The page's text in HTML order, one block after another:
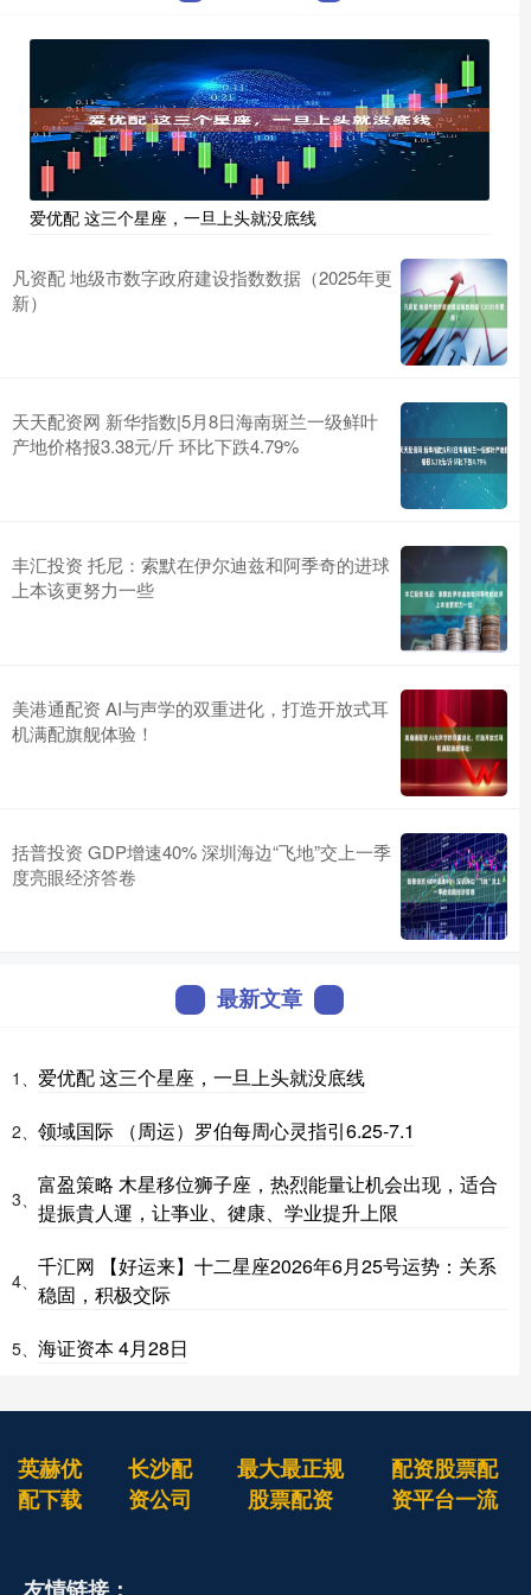
爱优配 这三个星座，一旦上头就没底线
凡资配 地级市数字政府建设指数数据（2025年更
新）
天天配资网 新华指数|5月8日海南斑兰一级鲜叶
产地价格报3.38元/斤 环比下跌4.79%
丰汇投资 托尼：索默在伊尔迪兹和阿季奇的进球
上本该更努力一些
美港通配资 AI与声学的双重进化，打造开放式耳
机满配旗舰体验！
括普投资 GDP增速40% 深圳海边“飞地”交上一季
度亮眼经济答卷
最新文章
1、 爱优配 这三个星座，一旦上头就没底线
2、 领域国际 （周运）罗伯每周心灵指引6.25-7.1
3、
富盈策略 木星移位狮子座，热烈能量让机会出现，适合
提振貴人運，让亊业、徤康、学业提升上限
4、
千汇网 【好运来】十二星座2026年6月25号运势：关系
稳固，积极交际
5、 海证资本 4月28日
英赫优
配下载
长沙配
资公司
最大最正规
股票配资
配资股票配
资平台一流
友情链接：